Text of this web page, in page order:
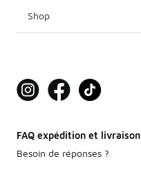
Shop
FAQ expédition et livraison
Besoin de réponses ?